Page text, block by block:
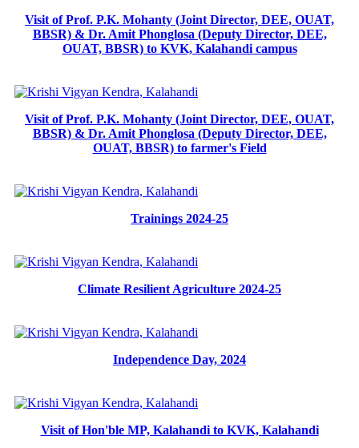
Visit of Prof. P.K. Mohanty (Joint Director, DEE, OUAT,
BBSR) & Dr. Amit Phonglosa (Deputy Director, DEE,
OUAT, BBSR) to KVK, Kalahandi campus
Visit of Prof. P.K. Mohanty (Joint Director, DEE, OUAT,
BBSR) & Dr. Amit Phonglosa (Deputy Director, DEE,
OUAT, BBSR) to farmer's Field
Trainings 2024-25
Climate Resilient Agriculture 2024-25
Independence Day, 2024
Visit of Hon'ble MP, Kalahandi to KVK, Kalahandi